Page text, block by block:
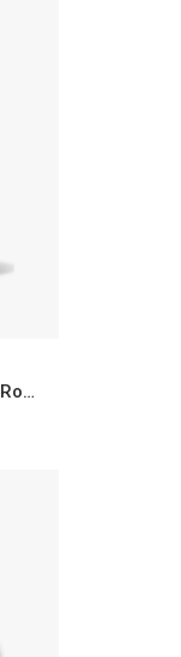
Confezione Da 1 Bottiglia 1 Rosso 917 Foglia Oro